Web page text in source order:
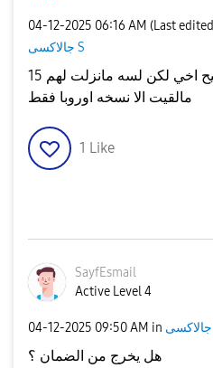
‎04-12-2025 06:16 AM (Last edited
جالاكسى S
مالقيت الا نسخه اوروبا فقط
1 Like
SayfEsmail
Active Level 4
‎04-12-2025 09:50 AM in
هل يخرج من الضمان ؟